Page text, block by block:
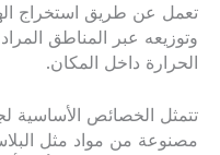
تعمل عن طريق استخراج
وتوزيعه عبر المناطق
الحرارة داخل المكان.
تتمثل الخصائص الأساسية
مصنوعة من مواد مثل